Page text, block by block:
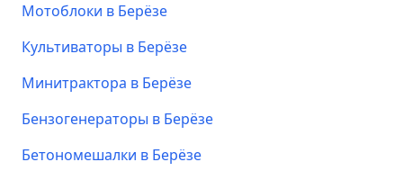
Мотоблоки в Берёзе
Культиваторы в Берёзе
Минитрактора в Берёзе
Бензогенераторы в Берёзе
Бетономешалки в Берёзе